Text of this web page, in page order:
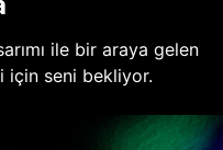
ile bir araya gelen
için seni bekliyor.